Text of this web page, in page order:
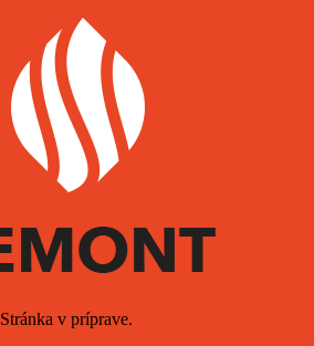
Stránka v príprave.